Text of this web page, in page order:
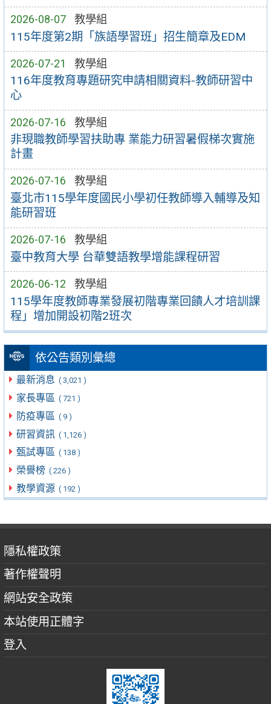
2026-08-07 教學組
115年度第2期「族語學習班」招生簡章及EDM
2026-07-21 教學組
116年度教育專題研究申請相關資料-教師研習中
心
2026-07-16 教學組
非現職教師學習扶助專 業能力研習暑假梯次實施
計畫
2026-07-16 教學組
臺北市115學年度國民小學初任教師導入輔導及知
能研習班
2026-07-16 教學組
臺中教育大學 台華雙語教學增能課程研習
2026-06-12 教學組
115學年度教師專業發展初階專業回饋人才培訓課
程」增加開設初階2班次
依公告類別彙總
最新消息 ( 3,021 )
家長專區 ( 721 )
防疫專區 ( 9 )
研習資訊 ( 1,126 )
甄試專區 ( 138 )
榮譽榜 ( 226 )
教學資源 ( 192 )
隱私權政策
著作權聲明
網站安全政策
本站使用正體字
登入